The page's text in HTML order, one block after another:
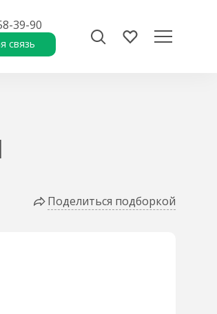
39-90
связь
Поделиться подборкой